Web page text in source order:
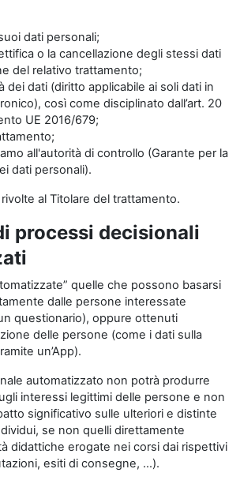
dati personali;
o la cancellazione degli stessi dati
del relativo trattamento;
dei dati (diritto applicabile ai soli dati in
così come disciplinato dall’art. 20
UE 2016/679;
all'autorità di controllo (Garante per la
dati personali).
al Titolare del trattamento.
processi decisionali
quelle che possono basarsi
dalle persone interessate
questionario), oppure ottenuti
delle persone (come i dati sulla
un’App).
automatizzato non potrà produrre
interessi legittimi delle persone e non
significativo sulle ulteriori e distinte
se non quelli direttamente
didattiche erogate nei corsi dai rispettivi
esiti di consegne, …).